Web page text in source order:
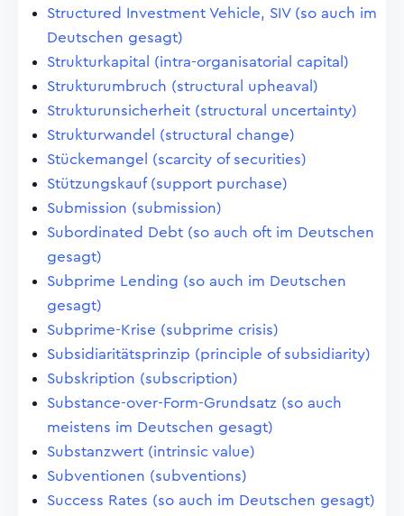
Structured Investment Vehicle, SIV (so auch im
Deutschen gesagt)
Strukturkapital (intra-organisatorial capital)
Strukturumbruch (structural upheaval)
Strukturunsicherheit (structural uncertainty)
Strukturwandel (structural change)
Stückemangel (scarcity of securities)
Stützungskauf (support purchase)
Submission (submission)
Subordinated Debt (so auch oft im Deutschen
gesagt)
Subprime Lending (so auch im Deutschen
gesagt)
Subprime-Krise (subprime crisis)
Subsidiaritätsprinzip (principle of subsidiarity)
Subskription (subscription)
Substance-over-Form-Grundsatz (so auch
meistens im Deutschen gesagt)
Substanzwert (intrinsic value)
Subventionen (subventions)
Success Rates (so auch im Deutschen gesagt)